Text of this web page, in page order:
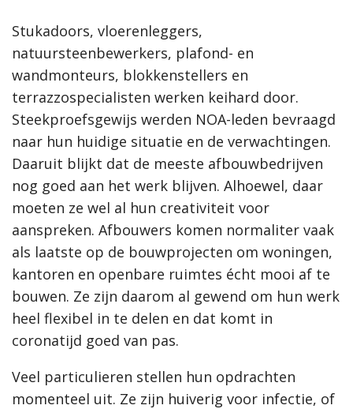
Stukadoors, vloerenleggers,
natuursteenbewerkers, plafond- en
wandmonteurs, blokkenstellers en
terrazzospecialisten werken keihard door.
Steekproefsgewijs werden NOA-leden bevraagd
naar hun huidige situatie en de verwachtingen.
Daaruit blijkt dat de meeste afbouwbedrijven
nog goed aan het werk blijven. Alhoewel, daar
moeten ze wel al hun creativiteit voor
aanspreken. Afbouwers komen normaliter vaak
als laatste op de bouwprojecten om woningen,
kantoren en openbare ruimtes écht mooi af te
bouwen. Ze zijn daarom al gewend om hun werk
heel flexibel in te delen en dat komt in
coronatijd goed van pas.
Veel particulieren stellen hun opdrachten
momenteel uit. Ze zijn huiverig voor infectie, of